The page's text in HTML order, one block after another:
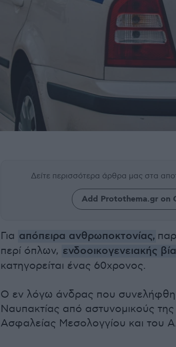
Δείτε περισσότερα άρθρα μας στα
Add Protothema.gr on
Για απόπειρα ανθρωποκτονίας,
περί όπλων, ενδοοικογενειακής
κατηγορείται ένας 60χρονος.
Ο εν λόγω άνδρας που συνελήφθη
Ναυπακτίας από αστυνομικούς
Ασφαλείας Μεσολογγίου και του